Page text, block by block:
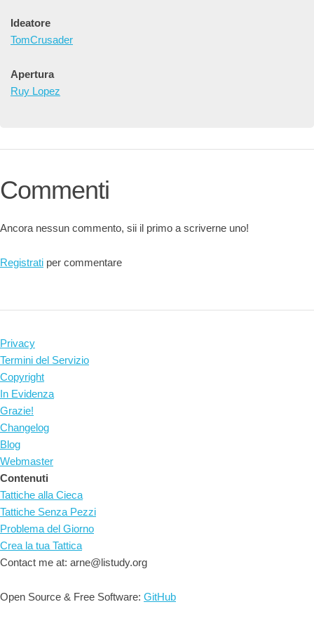
Ideatore
TomCrusader
Apertura
Ruy Lopez
Commenti
Ancora nessun commento, sii il primo a scriverne uno!
Registrati per commentare
Privacy
Termini del Servizio
Copyright
In Evidenza
Grazie!
Changelog
Blog
Webmaster
Contenuti
Tattiche alla Cieca
Tattiche Senza Pezzi
Problema del Giorno
Crea la tua Tattica
Contact me at: arne@listudy.org
Open Source & Free Software: GitHub